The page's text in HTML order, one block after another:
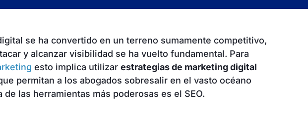
se ha convertido en un terreno sumamente competitivo,
y alcanzar visibilidad se ha vuelto fundamental. Para
esto implica utilizarestrategias de marketing digital
permitan a los abogados sobresalir en el vasto océano
de las herramientas más poderosas es el SEO.